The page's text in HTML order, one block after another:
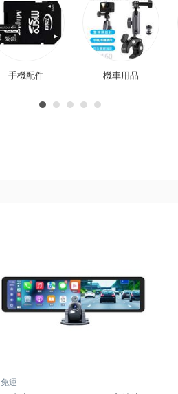
手機配件 機車用品
免運